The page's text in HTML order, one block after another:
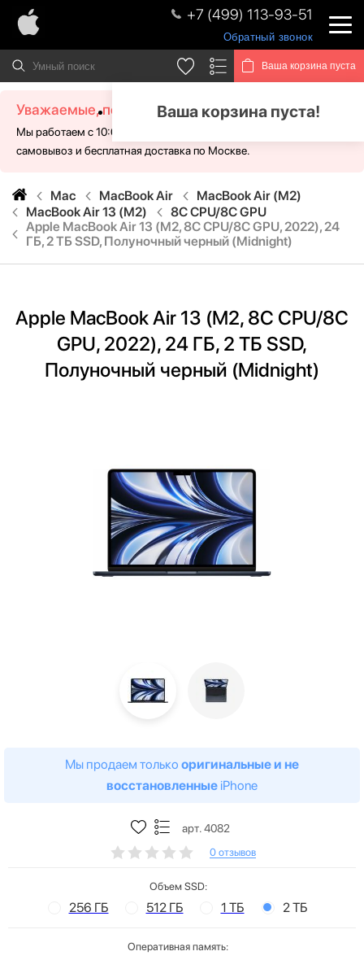
+7 (499) 113-93-51
Обратный звонок
Ваша корзина пуста
Ваша корзина пуста!
Уважаемые, посетители!
Мы работаем с 10:00 - 21:00 без выходных. Для Вас доступен
самовывоз и бесплатная доставка по Москве.
Mac MacBook Air
MacBook Air (M2)
MacBook Air 13 (M2)
8C CPU/8C GPU
Apple MacBook Air 13 (M2, 8C CPU/8C GPU, 2022), 24
ГБ, 2 ТБ SSD, Полуночный черный (Midnight)
Apple MacBook Air 13 (M2, 8C CPU/8C
GPU, 2022), 24 ГБ, 2 ТБ SSD,
Полуночный черный (Midnight)
Мы продаем только оригинальные и не
восстановленные iPhone
арт. 4082
0 отзывов
Объем SSD:
256 ГБ 512 ГБ 1 ТБ 2 ТБ
Оперативная память: